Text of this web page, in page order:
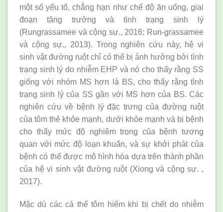
một số yếu tố, chẳng hạn như chế độ ăn uống, giai
đoạn tăng trưởng và tình trạng sinh lý
(Rungrassamee và cộng sự., 2016; Run-grassamee
và cộng sự., 2013). Trong nghiên cứu này, hệ vi
sinh vật đường ruột chỉ có thể bị ảnh hưởng bởi tình
trạng sinh lý do nhiễm EHP và nó cho thấy rằng SS
giống với nhóm MS hơn là BS, cho thấy rằng tình
trạng sinh lý của SS gần với MS hơn của BS. Các
nghiên cứu về bệnh lý đặc trưng của đường ruột
của tôm thẻ khỏe mạnh, dưới khỏe mạnh và bị bệnh
cho thấy mức độ nghiêm trọng của bệnh tương
quan với mức độ loạn khuẩn, và sự khởi phát của
bệnh có thể được mô hình hóa dựa trên thành phần
của hệ vi sinh vật đường ruột (Xiong và cộng sự. ,
2017).
Mặc dù các cá thể tôm hiếm khi bị chết do nhiễm